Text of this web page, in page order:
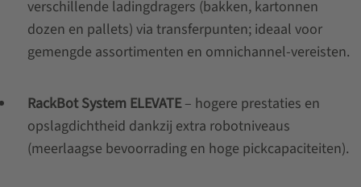
verschillende ladingdragers (bakken, kartonnen
dozen en pallets) via transferpunten; ideaal voor
gemengde assortimenten en omnichannel-vereisten.
RackBot System ELEVATE– hogere prestaties en
opslagdichtheid dankzij extra robotniveaus
(meerlaagse bevoorrading en hoge pickcapaciteiten).